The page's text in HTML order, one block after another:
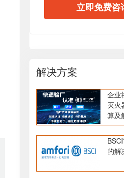
立即免费咨
解决方案
企业
灭火
算及
的解